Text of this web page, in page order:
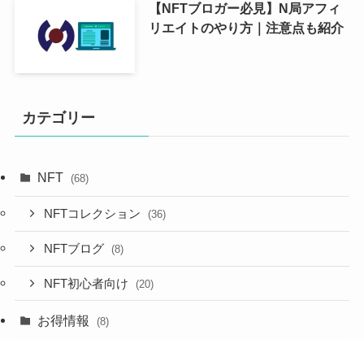
【NFTブロガー必見】N局アフィ
リエイトのやり方｜注意点も紹介
カテゴリー
NFT (68)
NFTコレクション (36)
NFTブログ (8)
NFT初心者向け (20)
お得情報 (8)